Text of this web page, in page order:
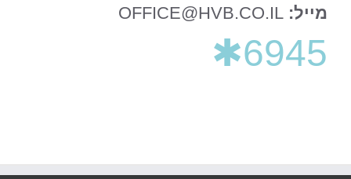
מייל: OFFICE@HVB.CO.IL
6945✱